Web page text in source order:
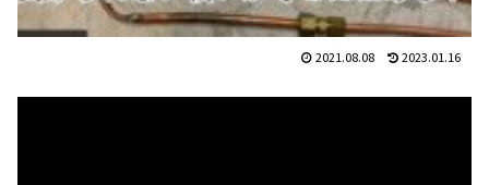
2021.08.08 2023.01.16